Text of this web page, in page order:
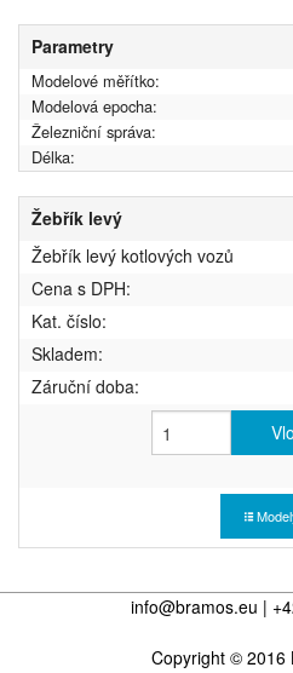
Parametry
Modelové měřítko:
Modelová epocha:
Železniční správa:
Délka:
Žebřík levý
Žebřík levý kotlových vozů
Cena s DPH:
Kat. číslo:
Skladem:
Záruční doba:
info@bramos.eu |
Copyright © 2016